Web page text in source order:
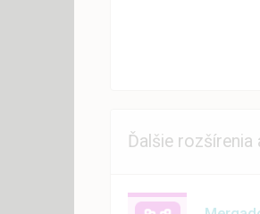
Ďalšie rozšírenia